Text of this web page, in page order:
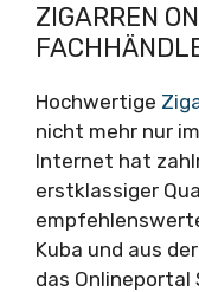
ZIGARREN
Hochwertige
nicht mehr nur
Internet hat
erstklassiger
Kuba und aus
das Onlineportal